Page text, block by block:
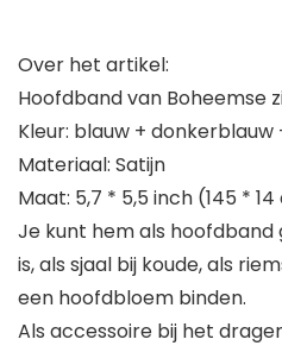
Over het artikel:
Hoofdband van Boheemse
Kleur: blauw + donkerblauw
Materiaal: Satijn
Maat: 5,7 * 5,5 inch (145 *
Je kunt hem als
is, als sjaal bij koude, als
een hoofdbloem binden.
Als accessoire bij het